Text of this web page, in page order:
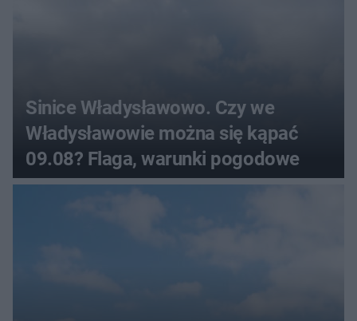
Sinice Władysławowo. Czy we
Władysławowie można się kąpać
09.08? Flaga, warunki pogodowe